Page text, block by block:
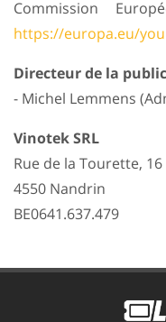
Commission
https://europa.eu/
Directeur de la
- Michel Lemmens
Vinotek SRL
Rue de la Tourette, 16
4550 Nandrin
BE0641.637.479